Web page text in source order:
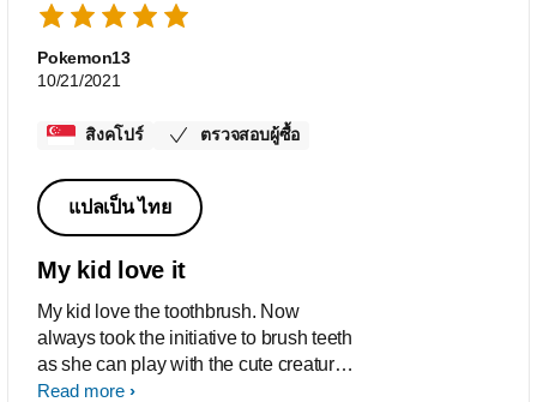
Pokemon13
10/21/2021
สิงคโปร์ ตรวจสอบผู้ซื้อ
แปลเป็น ไทย
My kid love it
My kid love the toothbrush. Now
always took the initiative to brush teeth
as she can play with the cute creatures
on the iPad
Read more